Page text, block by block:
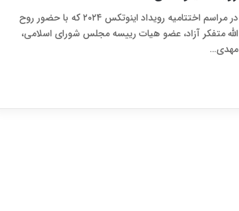
در مراسم اختتامیه رویداد اینوتکس ۲۰۲۴ که با حضور روح
الله متفکر آزاد، عضو هیات رییسه مجلس شورای اسلامی،
مهدی…